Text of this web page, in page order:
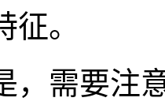
征。
需要注意